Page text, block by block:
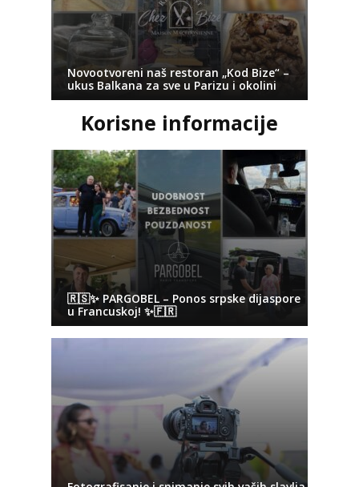
Novootvoreni naš restoran „Kod Bize“ –
ukus Balkana za sve u Parizu i okolini
Korisne informacije
🇷🇸✨ PARGOBEL – Ponos srpske dijaspore
u Francuskoj! ✨🇫🇷